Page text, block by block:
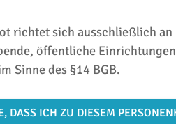
richtet sich ausschließlich an
öffentliche
Sinne des §14 BGB.
DASS ICH ZU DIESEM